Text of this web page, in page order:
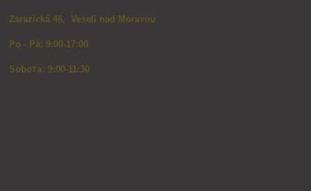
Zarazická 46, Veselí nad Moravou
Po - Pá: 9:00-17:00
Sobota: 9:00-11:30